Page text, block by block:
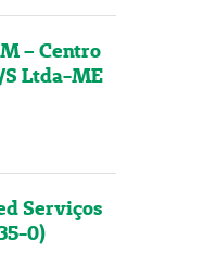
– Centro
S Ltda-ME
Serviços
0)